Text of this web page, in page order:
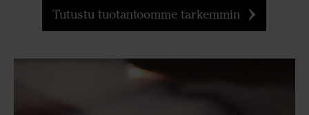
Tutustu tuotantoomme tarkemmin